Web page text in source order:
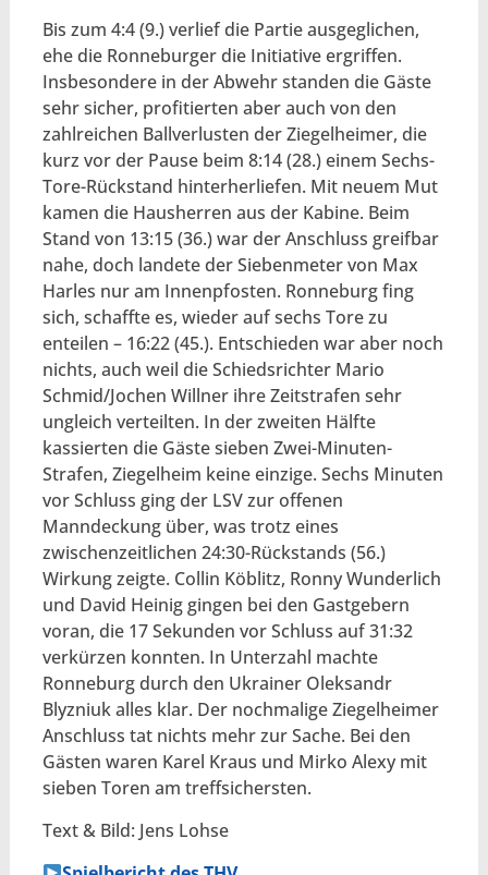
Bis zum 4:4 (9.) verlief die Partie ausgeglichen,
ehe die Ronneburger die Initiative ergriffen.
Insbesondere in der Abwehr standen die Gäste
sehr sicher, profitierten aber auch von den
zahlreichen Ballverlusten der Ziegelheimer, die
kurz vor der Pause beim 8:14 (28.) einem Sechs-
Tore-Rückstand hinterherliefen. Mit neuem Mut
kamen die Hausherren aus der Kabine. Beim
Stand von 13:15 (36.) war der Anschluss greifbar
nahe, doch landete der Siebenmeter von Max
Harles nur am Innenpfosten. Ronneburg fing
sich, schaffte es, wieder auf sechs Tore zu
enteilen – 16:22 (45.). Entschieden war aber noch
nichts, auch weil die Schiedsrichter Mario
Schmid/Jochen Willner ihre Zeitstrafen sehr
ungleich verteilten. In der zweiten Hälfte
kassierten die Gäste sieben Zwei-Minuten-
Strafen, Ziegelheim keine einzige. Sechs Minuten
vor Schluss ging der LSV zur offenen
Manndeckung über, was trotz eines
zwischenzeitlichen 24:30-Rückstands (56.)
Wirkung zeigte. Collin Köblitz, Ronny Wunderlich
und David Heinig gingen bei den Gastgebern
voran, die 17 Sekunden vor Schluss auf 31:32
verkürzen konnten. In Unterzahl machte
Ronneburg durch den Ukrainer Oleksandr
Blyzniuk alles klar. Der nochmalige Ziegelheimer
Anschluss tat nichts mehr zur Sache. Bei den
Gästen waren Karel Kraus und Mirko Alexy mit
sieben Toren am treffsichersten.
Text & Bild: Jens Lohse